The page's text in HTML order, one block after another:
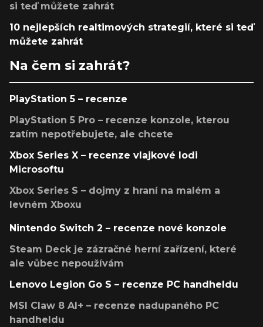
si teď můžete zahrát
10 nejlepších realtimových strategií, které si teď
můžete zahrát
Na čem si zahrát?
PlayStation 5 – recenze
PlayStation 5 Pro – recenze konzole, kterou
zatím nepotřebujete, ale chcete
Xbox Series X – recenze vlajkové lodi
Microsoftu
Xbox Series S – dojmy z hraní na malém a
levném Xboxu
Nintendo Switch 2 – recenze nové konzole
Steam Deck je zázračné herní zařízení, které
ale vůbec nepoužívám
Lenovo Legion Go S – recenze PC handheldu
MSI Claw 8 AI+ – recenze nadupaného PC
handheldu